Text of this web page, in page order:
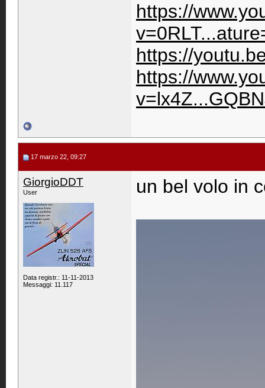
https://
https://
https://
17 marzo 22, 09:27
GiorgioDDT
User
Data registr.: 11-11-2013
Messaggi: 11.117
un bel volo in